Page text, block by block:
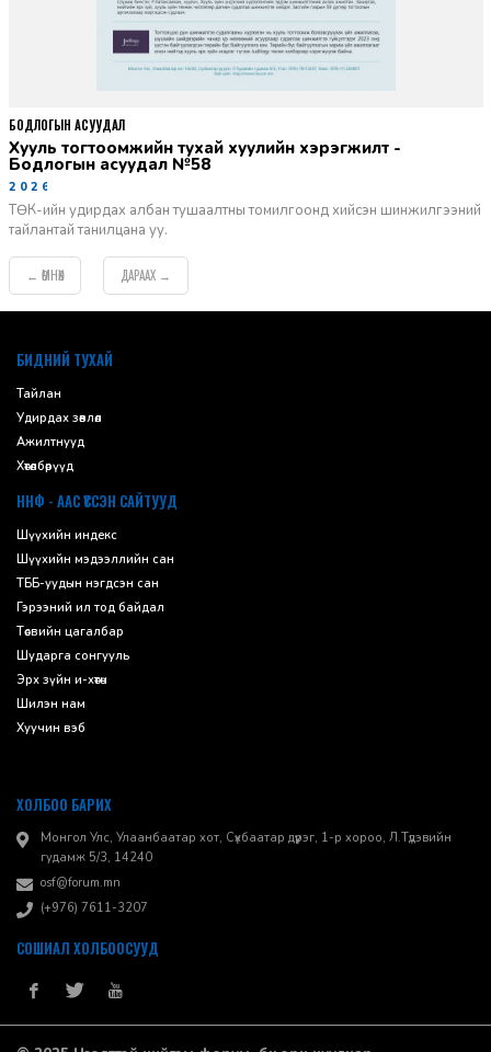
Хууль тогтоомжийн тухай хуулийн хэрэгжилт -
Бодлогын асуудал №58
2026-06-02
ТӨК-ийн удирдах албан тушаалтны томилгоонд хийсэн шинжилгээний
тайлантай танилцана уу.
БОДЛОГЫН АСУУДАЛ
← ӨМНӨХ ДАРААХ →
БИДНИЙ ТУХАЙ
Тайлан
Удирдах зөвлөл
Ажилтнууд
Хөтөлбөрүүд
ННФ - ААС ҮҮССЭН САЙТУУД
Шүүхийн индекс
Шүүхийн мэдээллийн сан
ТББ-уудын нэгдсэн сан
Гэрээний ил тод байдал
Төсвийн цагалбар
Шударга сонгууль
Эрх зүйн и-хөтөч
Шилэн нам
Хуучин вэб
ХОЛБОО БАРИХ
Монгол Улс, Улаанбаатар хот, Сүхбаатар дүүрэг, 1-р хороо, ​Л.Түдэвийн
гудамж 5/3, 14240
osf@forum.mn
(+976) 7611-3207
СОШИАЛ ХОЛБООСУУД